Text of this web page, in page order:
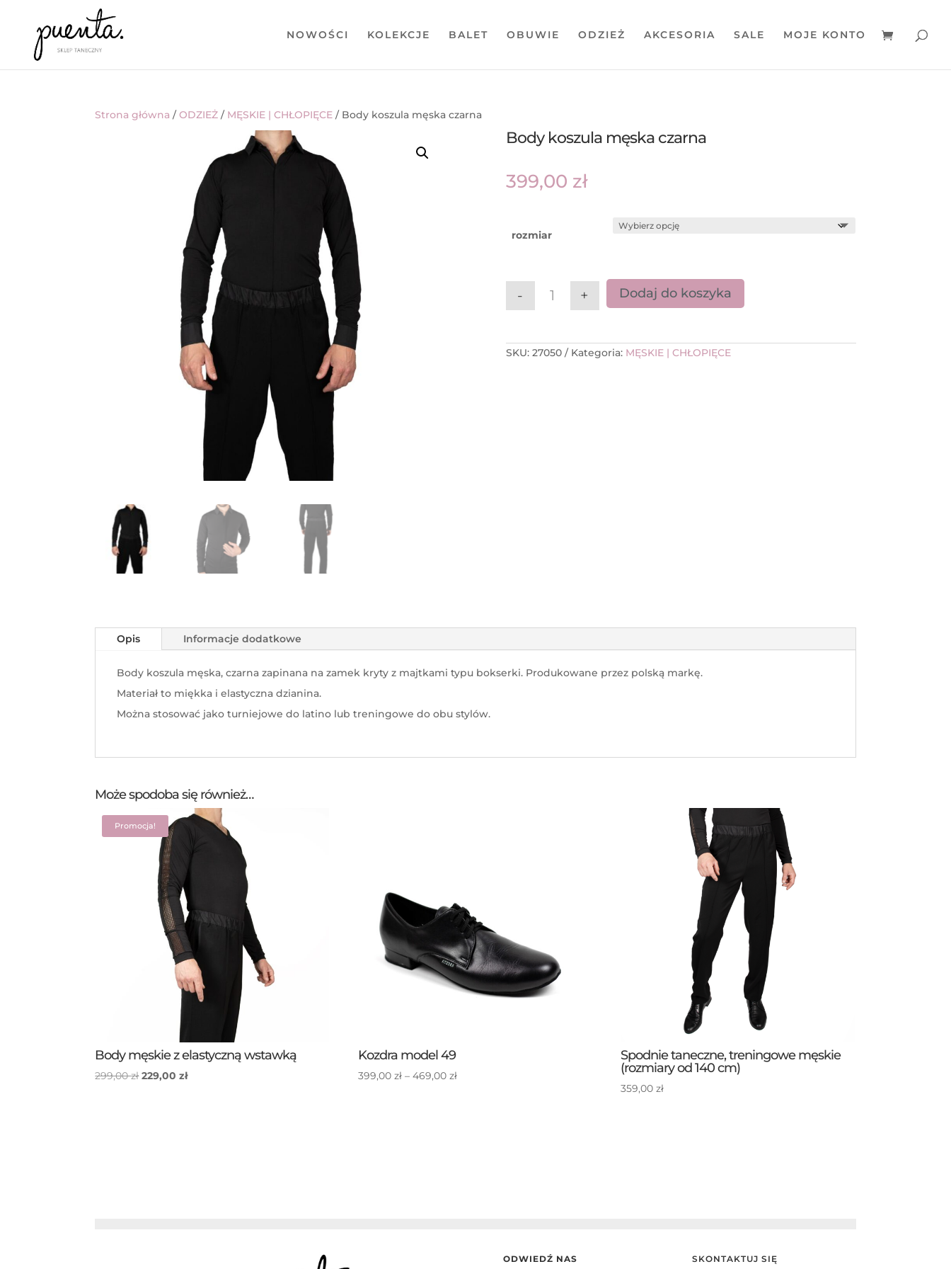
NOWOŚCI KOLEKCJE BALET OBUWIE ODZIEŻ AKCESORIA SALE MOJE KONTO
Strona główna /ODZIEŻ / MĘSKIE | CHŁOPIĘCE / Body koszula męska czarna
Body koszula męska czarna
399,00 zł
rozmiar
ilość Body koszula męska czarna
- + Dodaj do koszyka
SKU: 27050 Kategoria: MĘSKIE | CHŁOPIĘCE
Opis Informacje dodatkowe
Body koszula męska, czarna zapinana na zamek kryty z majtkami typu bokserki. Produkowane przez polską markę.
Materiał to miękka i elastyczna dzianina.
Można stosować jako turniejowe do latino lub treningowe do obu stylów.
Może spodoba się również…
Promocja!
Body męskie z elastyczną wstawką
299,00złPierwotna
229,00złAktualna
Kozdra model 49
399,00 zł – 469,00 złZakres
Spodnie taneczne, treningowe męskie
(rozmiary od 140 cm)
359,00zł
ODWIEDŹ NAS SKONTAKTUJ SIĘ